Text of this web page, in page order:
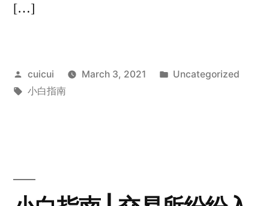
[…]
Posted
by
cuicui March 3, 2021
Posted
Uncategorized
Tags:
小白指南